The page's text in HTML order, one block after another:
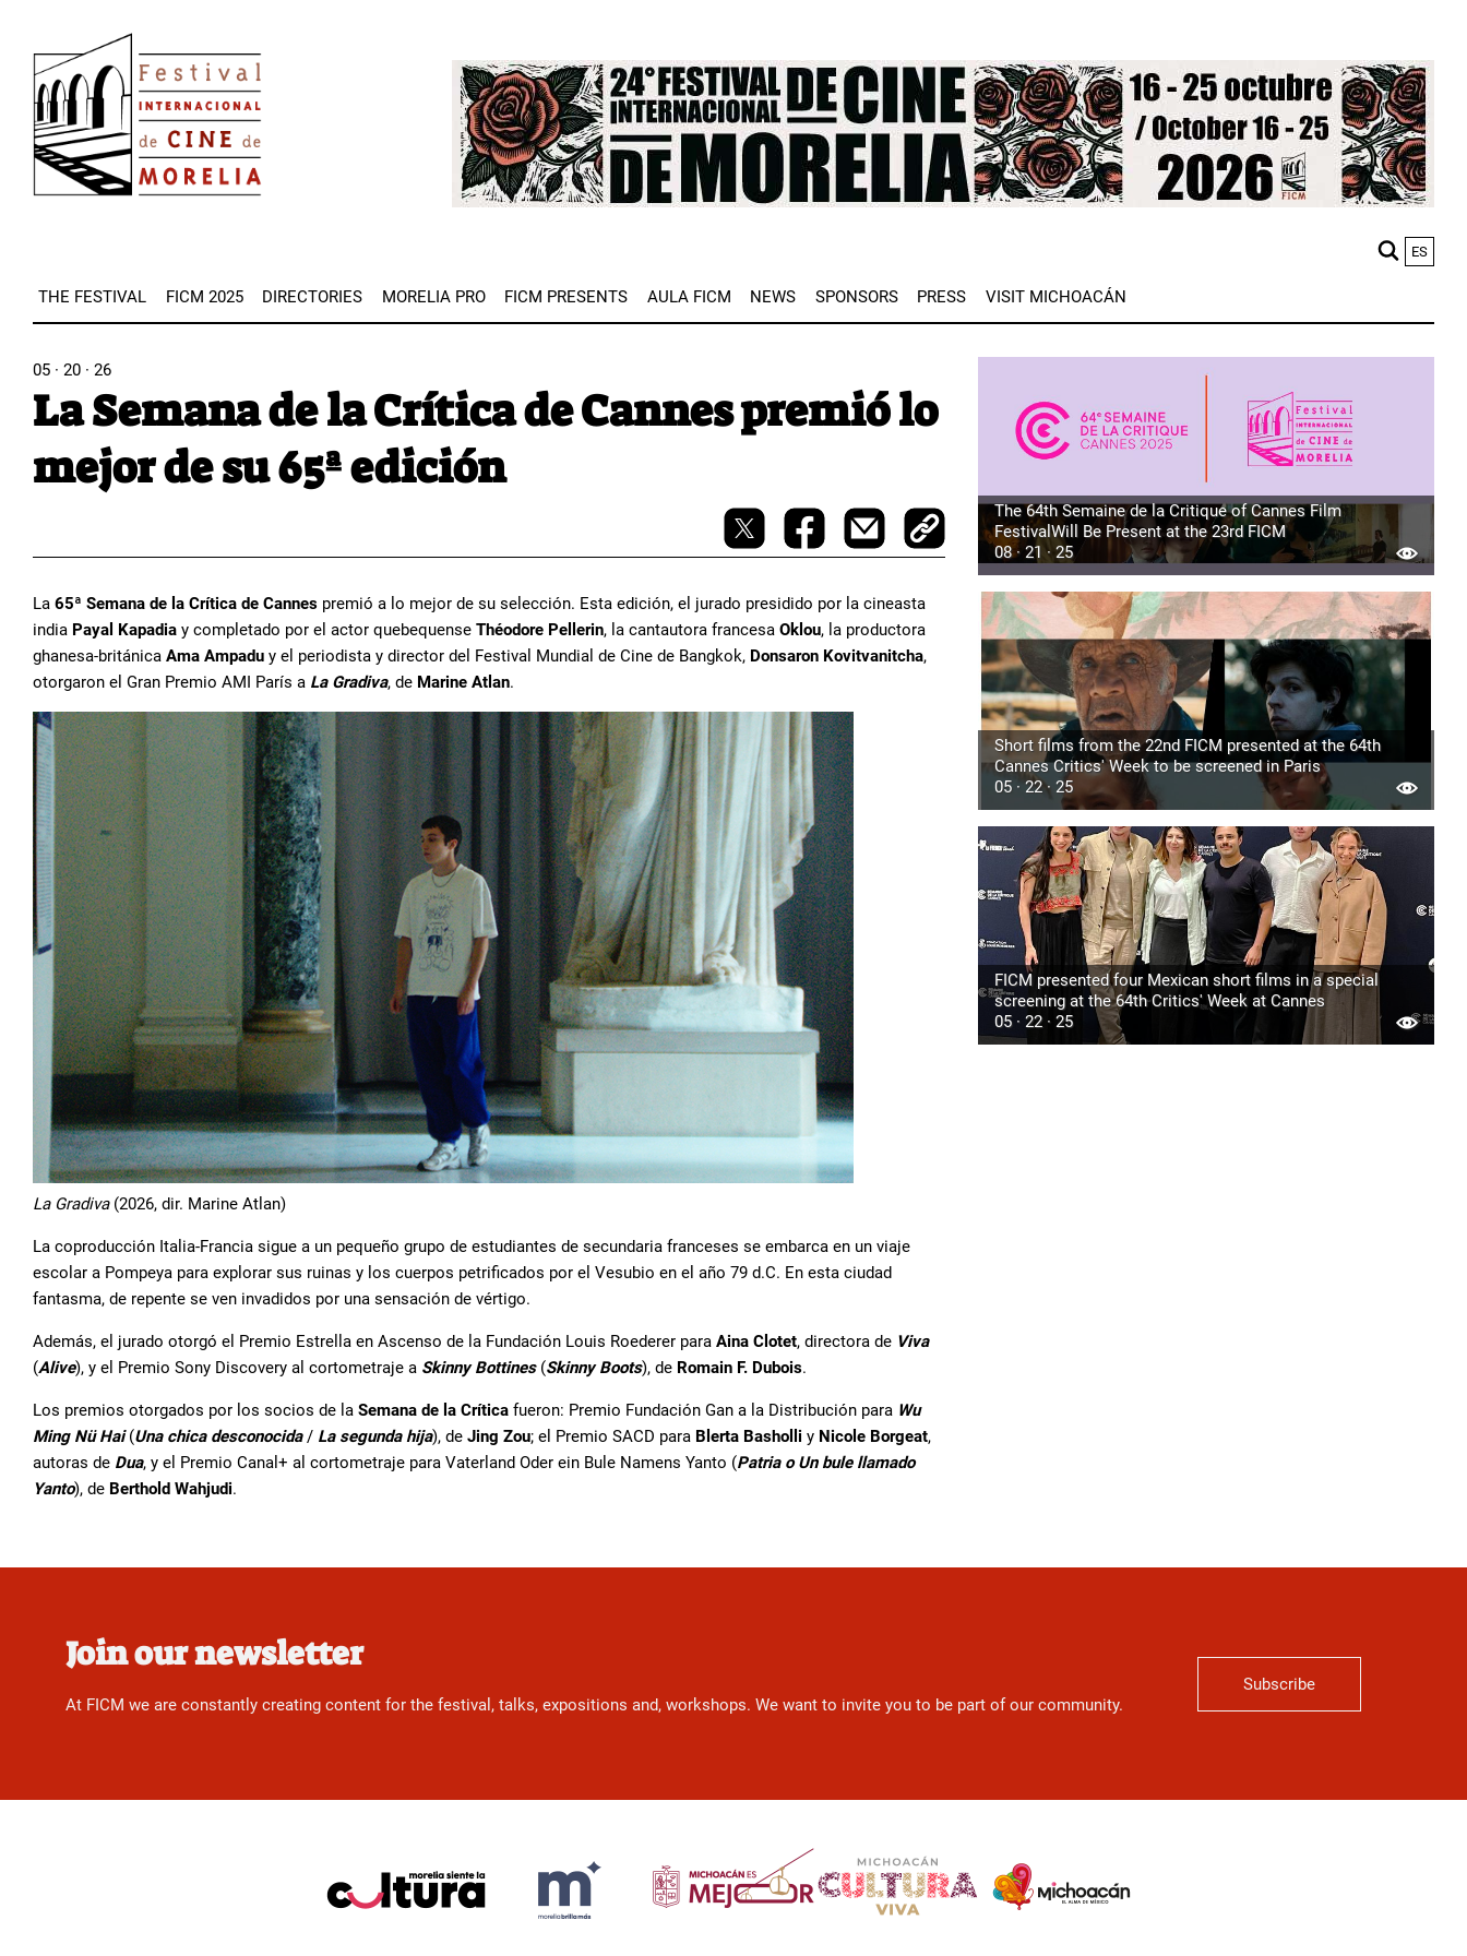
main
content
Image
ES
THE FESTIVAL FICM 2025 DIRECTORIES MORELIA PRO FICM PRESENTS AULA FICM NEWS SPONSORS PRESS VISIT MICHOACÁN
05 · 20 · 26
La Semana de la Crítica de Cannes premió lo
mejor de su 65ª edición
La 65ª Semana de la Crítica de Cannes premió a lo mejor de su selección. Esta edición, el jurado presidido por la cineasta
india Payal Kapadia y completado por el actor quebequense Théodore Pellerin, la cantautora francesa Oklou, la productora
ghanesa-británica Ama Ampadu y el periodista y director del Festival Mundial de Cine de Bangkok, Donsaron Kovitvanitcha,
otorgaron el Gran Premio AMI París a La Gradiva, de Marine Atlan.
La Gradiva (2026, dir. Marine Atlan)
La coproducción Italia-Francia sigue a un pequeño grupo de estudiantes de secundaria franceses se embarca en un viaje
escolar a Pompeya para explorar sus ruinas y los cuerpos petrificados por el Vesubio en el año 79 d.C. En esta ciudad
fantasma, de repente se ven invadidos por una sensación de vértigo.
Además, el jurado otorgó el Premio Estrella en Ascenso de la Fundación Louis Roederer para Aina Clotet, directora de Viva
(Alive), y el Premio Sony Discovery al cortometraje a Skinny Bottines (Skinny Boots), de Romain F. Dubois.
Los premios otorgados por los socios de la Semana de la Crítica fueron: Premio Fundación Gan a la Distribución para Wu
Ming Nü Hai(Una chica desconocida/ La segunda hija), de Jing Zou; el Premio SACD para Blerta Basholli y Nicole Borgeat,
autoras de Dua, y el Premio Canal+ al cortometraje para Vaterland Oder ein Bule Namens Yanto (Patria o Un bule llamado
Yanto), de Berthold Wahjudi.
The 64th Semaine de la Critique of Cannes Film
FestivalWill Be Present at the 23rd FICM
08 · 21 · 25
Short films from the 22nd FICM presented at the 64th
Cannes Critics' Week to be screened in Paris
05 · 22 · 25
FICM presented four Mexican short films in a special
screening at the 64th Critics' Week at Cannes
05 · 22 · 25
Join our newsletter
At FICM we are constantly creating content for the festival, talks, expositions and, workshops. We want to invite you to be part of our community.
Subscribe